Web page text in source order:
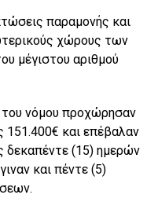
παραμονής και
χώρους των
μέγιστου αριθμού
του νόμου προχώρησαν
και επέβαλαν
δεκαπέντε (15) ημερών
και πέντε (5)